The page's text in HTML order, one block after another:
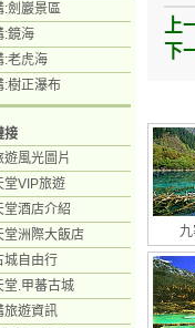
上
下
:劍巖景區
:鏡海
:老虎海
:樹正瀑布
接
遊風光圖片
堂VIP旅遊
堂酒店介紹
堂洲際大飯店
城自由行
堂.甲蕃古城
旅遊資訊